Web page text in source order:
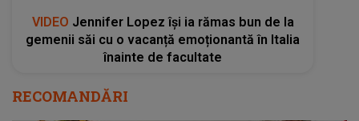
VIDEO Jennifer Lopez își ia rămas bun de la
gemenii săi cu o vacanță emoționantă în Italia
înainte de facultate
RECOMANDĂRI